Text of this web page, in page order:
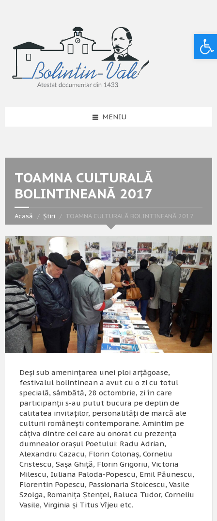
MENIU
TOAMNA CULTURALĂ
BOLINTINEANĂ 2017
Acasă Știri TOAMNA CULTURALĂ BOLINTINEANĂ 2017
Deşi sub ameninţarea unei ploi arţăgoase,
festivalul bolintinean a avut cu o zi cu totul
specială, sâmbătă, 28 octombrie, zi în care
participanţii s-au putut bucura pe deplin de
calitatea invitaţilor, personalităţi de marcă ale
culturii româneşti contemporane. Amintim pe
câţiva dintre cei care au onorat cu prezenţa
dumnealor oraşul Poetului: Radu Adrian,
Alexandru Cazacu, Florin Colonaş, Corneliu
Cristescu, Saşa Ghiţă, Florin Grigoriu, Victoria
Milescu, Iuliana Paloda-Popescu, Emil Păunescu,
Florentin Popescu, Passionaria Stoicescu, Vasile
Szolga, Romaniţa Ştenţel, Raluca Tudor, Corneliu
Vasile, Virginia şi Titus Vîjeu etc.
Deschide bara de unelte